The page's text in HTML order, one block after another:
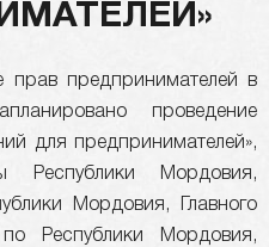
прав предпринимателей в
проведение
для предпринимателей»,
Республики Мордовия,
Мордовия, Главного
Республики Мордовия,